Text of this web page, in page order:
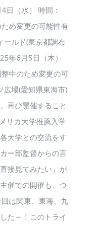
日（水） 時間：
め変更の可能性有
ールド(東京都調布
年6月5日（木）
中のため変更の可
広場(愛知県東海市)
再び開催すること
リカ大学推薦入学
大学との交流をす
ー部監督からの言
接見てみたい」が
催での開催も、つ
は関東、東海、九
た～！このトライ